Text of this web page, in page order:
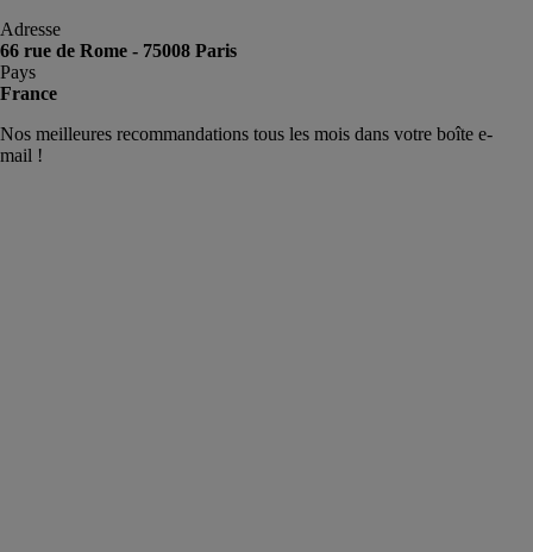
Adresse
66 rue de Rome - 75008 Paris
Pays
France
Nos meilleures recommandations tous les mois dans votre boîte e-
mail !